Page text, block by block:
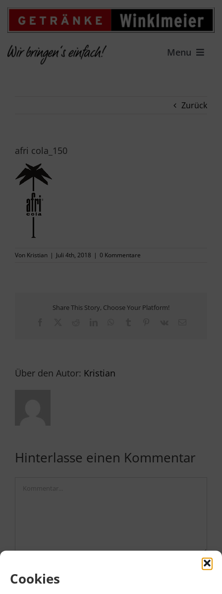
Cookies
Zum
Inhalt
springen
Menu
GETRÄNKEFACHMARKT
ANGEBOT
FAMILIENUNTERNEHMEN
Zurück
afri cola_150
Von Kristian | Juli 4th, 2018 | 0 Kommentare
Share This Story, Choose Your Platform!
Über den Autor: Kristian
Hinterlasse einen Kommentar